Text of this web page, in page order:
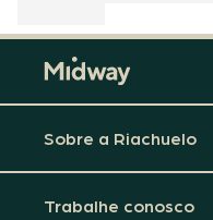
Sobre a Riachuelo
Trabalhe conosco